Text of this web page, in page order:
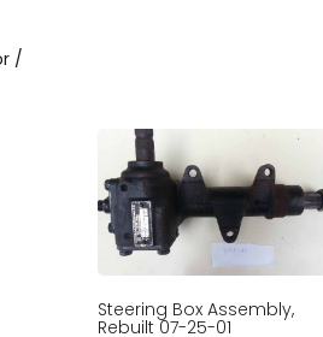
/
Steering Box Assembly,
Rebuilt 07-25-01